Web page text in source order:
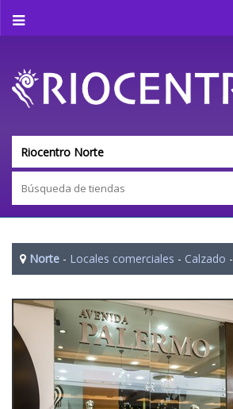
Norte - Locales comerciales - Calzado -